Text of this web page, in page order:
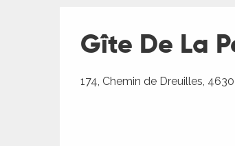
Gîte De La
174, Chemin de Dreuilles,